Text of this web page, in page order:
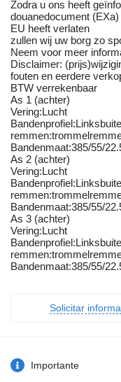
Zodra u ons heeft
douanedocument
EU heeft verlaten
zullen wij uw borg zo
Neem voor meer
Disclaimer:
fouten en eerdere
BTW verrekenbaar
As 1 (achter)
Vering:Lucht
Bandenmaat:385/55/
As 2 (achter)
Vering:Lucht
Bandenmaat:385/55/
As 3 (achter)
Vering:Lucht
Bandenmaat:385/55/
Solicitar
Importante